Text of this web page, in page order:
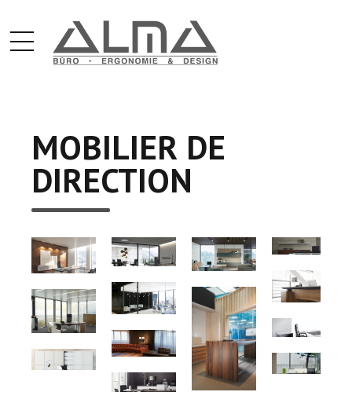
MOBILIER DE
DIRECTION